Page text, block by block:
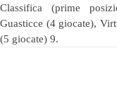
Classifica (prime
Guasticce (4 giocate),
(5 giocate) 9.